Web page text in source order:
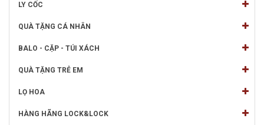
LY CỐC
QUÀ TẶNG CÁ NHÂN
BALO - CẶP - TÚI XÁCH
QUÀ TẶNG TRẺ EM
LỌ HOA
HÀNG HÃNG LOCK&LOCK